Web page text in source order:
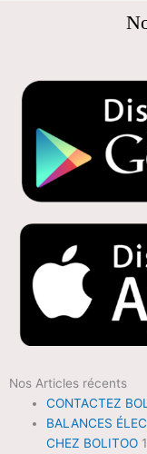
Nos Articles récents
CONTACTEZ
BALANCES
CHEZ BOLITOO